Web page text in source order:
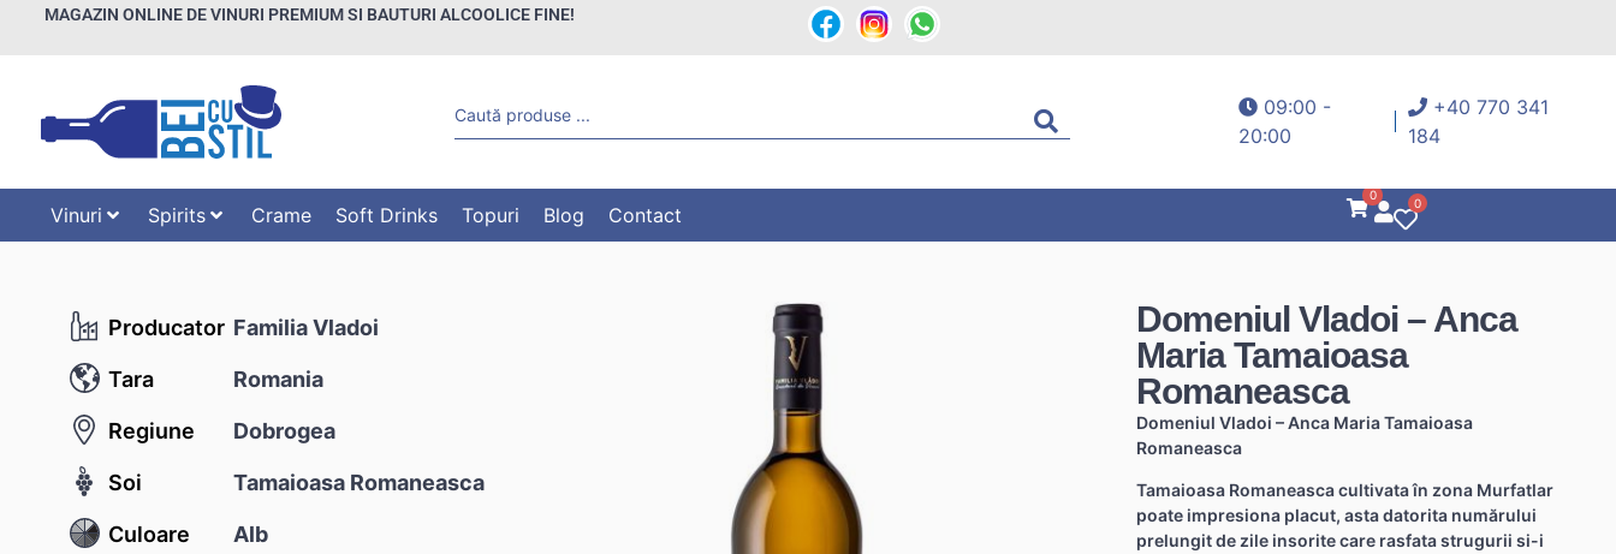
MAGAZIN ONLINE DE VINURI PREMIUM SI BAUTURI ALCOOLICE FINE!
09:00 -
20:00
+40 770 341
184
Vinuri Spirits Crame Soft Drinks Topuri Blog Contact
0
0
Producator Familia Vladoi
Tara Romania
Regiune Dobrogea
Soi Tamaioasa Romaneasca
Culoare Alb
Domeniul Vladoi – Anca
Maria Tamaioasa
Romaneasca
Domeniul Vladoi – Anca Maria Tamaioasa
Romaneasca
Tamaioasa Romaneasca cultivata în zona Murfatlar
poate impresiona placut, asta datorita numărului
prelungit de zile insorite care rasfata strugurii si-i